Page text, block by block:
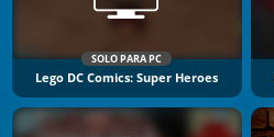
SOLO PARA PC
Lego DC Comics: Super Heroes